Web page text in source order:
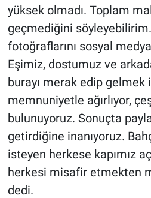
yüksek olmadı. Toplam
geçmediğini
fotoğraflarını sosyal
Eşimiz, dostumuz ve
burayı merak edip gelmek
memnuniyetle ağırlıyor,
bulunuyoruz. Sonuçta
getirdiğine inanıyoruz.
isteyen herkese kapımız
herkesi misafir etmekten
dedi.